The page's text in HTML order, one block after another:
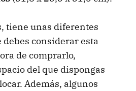
tiene unas diferentes
considerar esta
de comprarlo,
del que dispongas
Además, algunos